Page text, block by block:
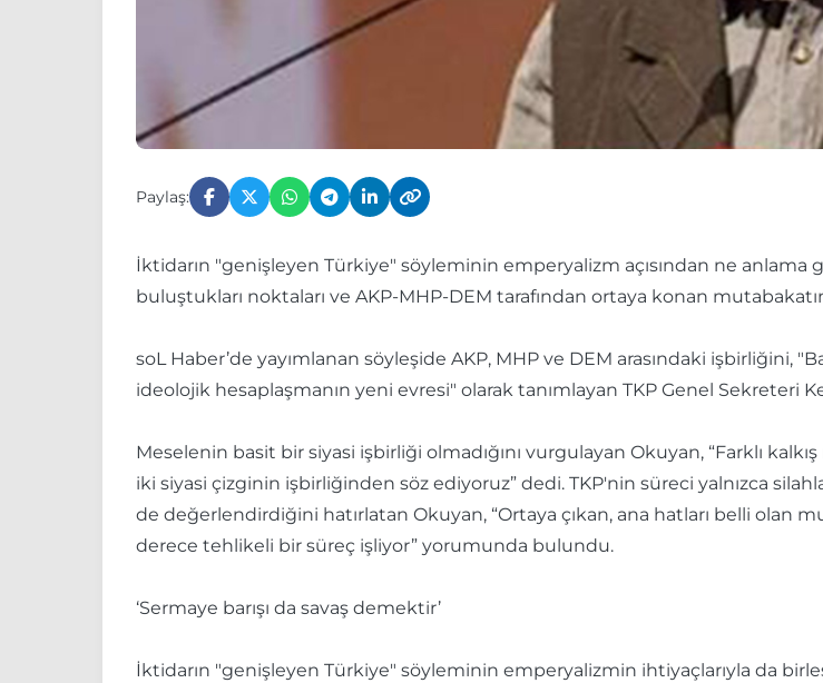
Paylaş:
İktidarın "genişleyen Türkiye" söyleminin emperyalizm açısından ne anlama
buluştukları noktaları ve AKP-MHP-DEM tarafından ortaya konan
soL Haber’de yayımlanan söyleşide AKP, MHP ve DEM arasındaki işbirliğini,
ideolojik hesaplaşmanın yeni evresi" olarak tanımlayan TKP Genel Sekreteri
Meselenin basit bir siyasi işbirliği olmadığını vurgulayan Okuyan, “Farklı
iki siyasi çizginin işbirliğinden söz ediyoruz” dedi. TKP'nin süreci yalnızca
de değerlendirdiğini hatırlatan Okuyan, “Ortaya çıkan, ana hatları belli olan
derece tehlikeli bir süreç işliyor” yorumunda bulundu.
‘Sermaye barışı da savaş demektir’
İktidarın "genişleyen Türkiye" söyleminin emperyalizmin ihtiyaçlarıyla da